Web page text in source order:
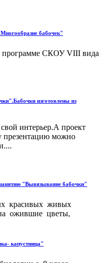
бабочек"
программе СКОУ VIII вида
изготовлены из
интерьер.А проект
презентацию можно
"Вывязывание бабочки"
красивых живых
ожившие цветы,
капустница"